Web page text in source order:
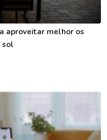
aproveitar melhor os
sol